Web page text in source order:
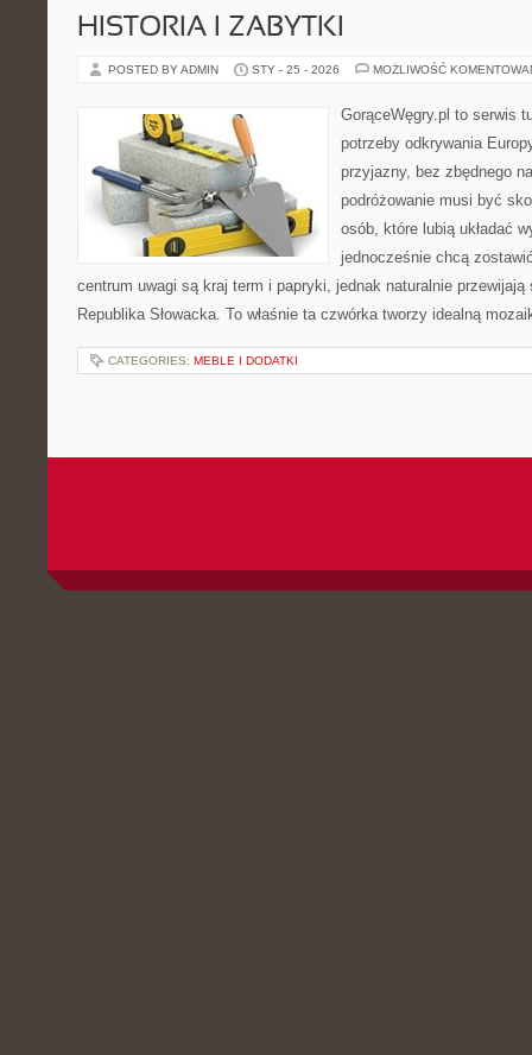
HISTORIA I ZABYTKI
POSTED BY ADMIN STY - 25 - 2026 MOŻLIWOŚĆ
GorąceWęgry.pl to serwis
potrzeby odkrywania
przyjazny, bez zbędnego
podróżowanie musi być
osób, które lubią układać
jednocześnie chcą
centrum uwagi są kraj term i papryki, jednak naturalnie
Republika Słowacka. To właśnie ta czwórka tworzy idealną
CATEGORIES: MEBLE I DODATKI